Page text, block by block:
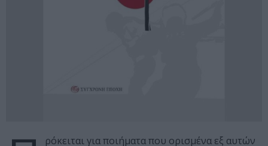
ρόκειται για ποιήματα που ορισμένα εξ αυτών